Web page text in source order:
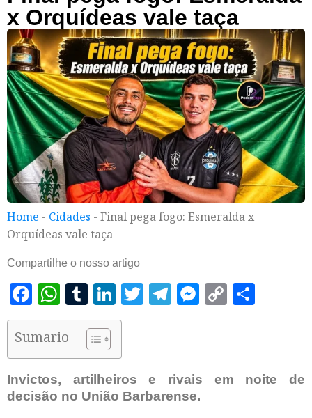
x Orquídeas vale taça
Home - Cidades - Final pega fogo: Esmeralda x
Orquídeas vale taça
Compartilhe o nosso artigo
Facebook
WhatsApp
Tumblr
LinkedIn
Twitter
Telegram
Messenger
Copy
Sumario
Invictos, artilheiros e rivais em noite de
decisão no União Barbarense.